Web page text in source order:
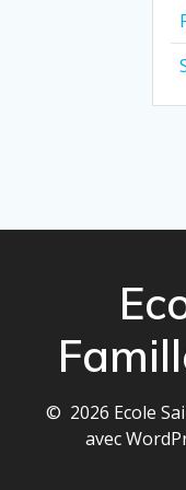
© 2026 Ecole
avec